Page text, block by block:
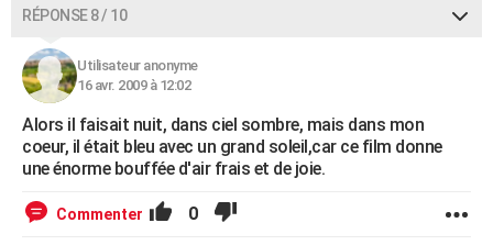
RÉPONSE 8 / 10
Utilisateur anonyme
16 avr. 2009 à 12:02
Alors il faisait nuit, dans ciel sombre, mais dans mon
coeur, il était bleu avec un grand soleil,car ce film donne
une énorme bouffée d'air frais et de joie.
Commenter 0